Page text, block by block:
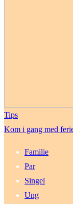
Tips
Kom i gang med
Familie
Par
Singel
Ung